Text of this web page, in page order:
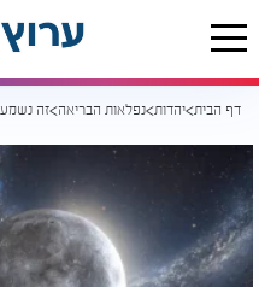
דף הבית יהדות נפלאות הבריאה